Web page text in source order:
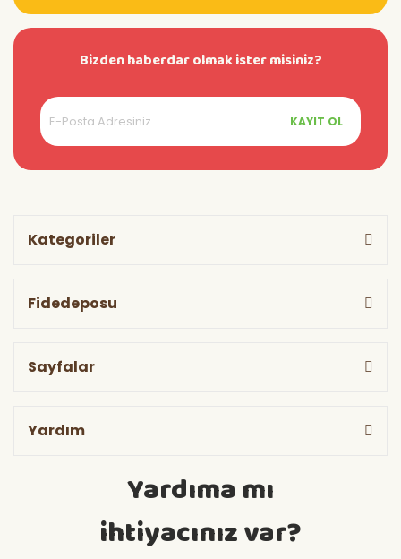
Bizden haberdar olmak ister misiniz?
KAYIT OL
Kategoriler
Fidedeposu
Sayfalar
Yardım
Yardıma mı
ihtiyacınız var?